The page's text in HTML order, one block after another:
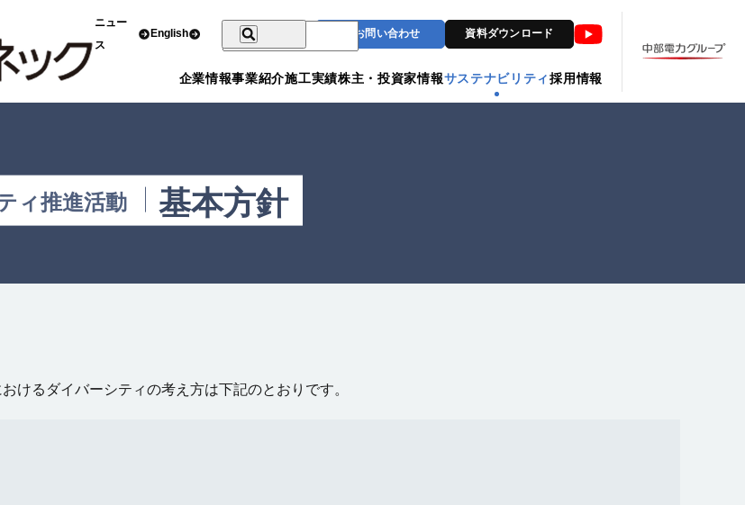
ニュー
ス
English お問い合わせ 資料ダウンロード
企業情報事業紹介施工実績株主・投資家情報サステナビリティ採用情報
ィ推進活動 基本方針
けるダイバーシティの考え方は下記のとおりです。